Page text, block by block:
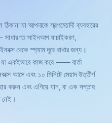
যা আপনাকে স্বল্পমেয়াদী ব্যবহারের
সাইনআপ যাচাইকরণ,
থেকে স্প্যাম দূরে রাখার জন্য।
একইভাবে কাজ করে —— বার্তা
আসে এবং ১০ মিনিটে মেয়াদ উত্তীর্ণ
করুন এবং এগিয়ে যান, বা এক সপ্তাহ
নেই।